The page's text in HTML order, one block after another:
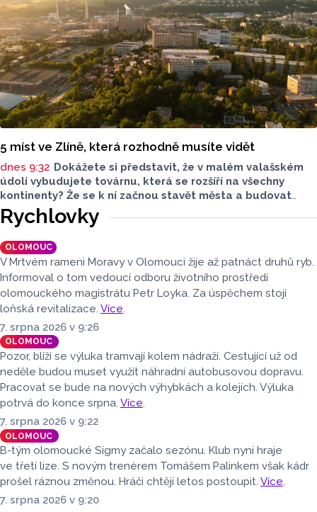
5 míst ve Zlíně, která rozhodně musíte vidět
dnes 9:32 Dokážete si představit, že v malém valašském
údolí vybudujete továrnu, která se rozšíří na všechny
kontinenty? Že se k ní začnou stavět města a budovat
železnice? To všechno bez internetu a počítače, jen
s papírem a tužkou? Tomáš Baťa to se svým obuvnickým
impériem dokázal. Jeho Zlín je proto dodnes ukázkou
toho co znamená, když věříte, že “nejde neexistuje”. Tady
je 5 baťovských míst ve Zlíně, která byste si rozhodně
neměli nechat ujít. A nakonec malý cestovatelský tip.
Rychlovky
OLOMOUC
V Mrtvém rameni Moravy v Olomouci žije až patnáct druhů ryb.
Informoval o tom vedoucí odboru životního prostředí
olomouckého magistrátu Petr Loyka. Za úspěchem stojí
loňská revitalizace. Více.
7. srpna 2026 v 9:26
OLOMOUC
Pozor, blíží se výluka tramvají kolem nádraží. Cestující už od
neděle budou muset využít náhradní autobusovou dopravu.
Pracovat se bude na nových výhybkách a kolejích. Výluka
potrvá do konce srpna. Více.
7. srpna 2026 v 9:22
OLOMOUC
B-tým olomoucké Sigmy začalo sezónu. Klub nyní hraje
ve třetí lize. S novým trenérem Tomášem Palinkem však kádr
prošel ráznou změnou. Hráči chtějí letos postoupit. Více.
7. srpna 2026 v 9:20